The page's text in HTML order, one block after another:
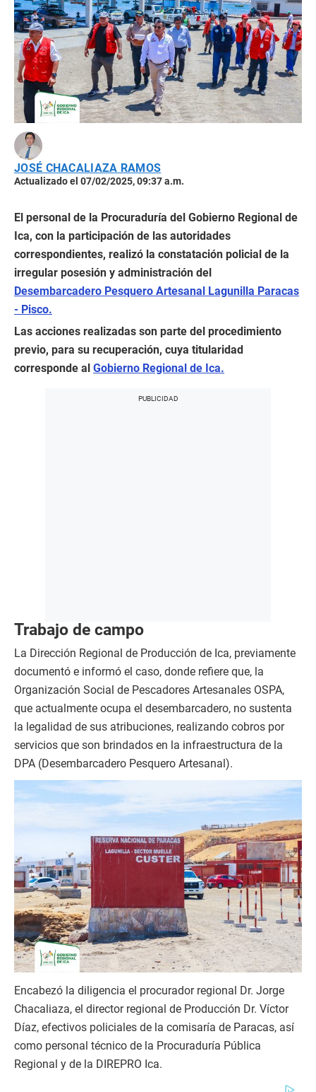
JOSÉ CHACALIAZA RAMOS
Actualizado el 07/02/2025, 09:37 a.m.
El personal de la Procuraduría del Gobierno Regional de
Ica, con la participación de las autoridades
correspondientes, realizó la constatación policial de la
irregular posesión y administración del
Desembarcadero Pesquero Artesanal Lagunilla Paracas
- Pisco.
Las acciones realizadas son parte del procedimiento
previo, para su recuperación, cuya titularidad
corresponde al Gobierno Regional de Ica.
Trabajo de campo
La Dirección Regional de Producción de Ica, previamente
documentó e informó el caso, donde refiere que, la
Organización Social de Pescadores Artesanales OSPA,
que actualmente ocupa el desembarcadero, no sustenta
la legalidad de sus atribuciones, realizando cobros por
servicios que son brindados en la infraestructura de la
DPA (Desembarcadero Pesquero Artesanal).
Encabezó la diligencia el procurador regional Dr. Jorge
Chacaliaza, el director regional de Producción Dr. Víctor
Díaz, efectivos policiales de la comisaría de Paracas, así
como personal técnico de la Procuraduría Pública
Regional y de la DIREPRO Ica.